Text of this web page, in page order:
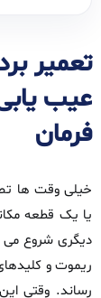
تعمیر
عیب‌
فرمان
خیلی وقت‌ ها
یا یک قطعه‌
دیگری شروع می‌
ریموت و
رساند. وقتی